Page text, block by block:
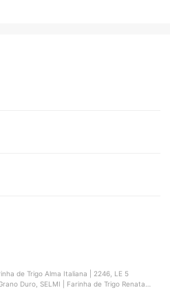
de Trigo Alma Italiana | 2246, LE 5
Duro, SELMI | Farinha de Trigo Renata